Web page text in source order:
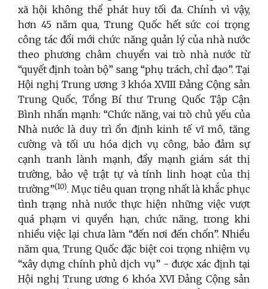
xã hội không thể phát huy tối đa. Chính vì vậy,
hơn 45 năm qua, Trung Quốc hết sức coi trọng
công tác đổi mới chức năng quản lý của nhà nước
theo phương châm chuyển vai trò nhà nước từ
“quyết định toàn bộ” sang “phụ trách, chỉ đạo”. Tại
Hội nghị Trung ương 3 khóa XVIII Đảng Cộng sản
Trung Quốc, Tổng Bí thư Trung Quốc Tập Cận
Bình nhấn mạnh: “Chức năng, vai trò chủ yếu của
Nhà nước là duy trì ổn định kinh tế vĩ mô, tăng
cường và tối ưu hóa dịch vụ công, bảo đảm sự
cạnh tranh lành mạnh, đẩy mạnh giám sát thị
trường, bảo vệ trật tự và tính linh hoạt của thị
trường”(10). Mục tiêu quan trọng nhất là khắc phục
tình trạng nhà nước thực hiện những việc vượt
quá phạm vi quyền hạn, chức năng, trong khi
nhiều việc lại chưa làm “đến nơi đến chốn”. Nhiều
năm qua, Trung Quốc đặc biệt coi trọng nhiệm vụ
“xây dựng chính phủ dịch vụ” - được xác định tại
Hội nghị Trung ương 6 khóa XVI Đảng Cộng sản